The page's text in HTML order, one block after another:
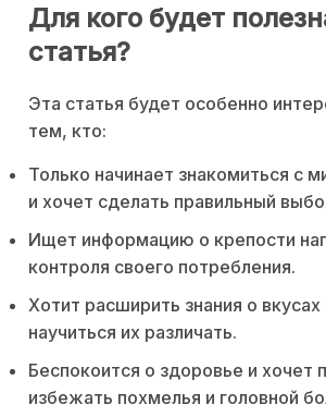
Для кого будет
статья?
Эта статья будет особенно
тем, кто:
Только начинает знакомиться с
и хочет сделать правильный
Ищет информацию о крепости
контроля своего потребления.
Хотит расширить знания о вкусах
научиться их различать.
Беспокоится о здоровье и хочет
избежать похмелья и головной